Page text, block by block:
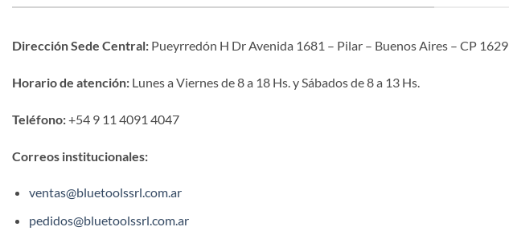
Dirección Sede Central: Pueyrredón H Dr Avenida 1681 – Pilar – Buenos Aires – CP 1629
Horario de atención: Lunes a Viernes de 8 a 18 Hs. y Sábados de 8 a 13 Hs.
Teléfono:+54 9 11 4091 4047
Correos institucionales:
ventas@bluetoolssrl.com.ar
pedidos@bluetoolssrl.com.ar